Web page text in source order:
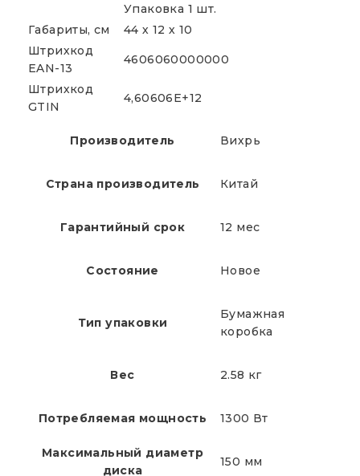
Упаковка 1 шт.
Габариты, см
44 х 12 х 10
Штрихкод
EAN-13
4606060000000
Штрихкод
GTIN
4,60606E+12
Производитель Вихрь
Страна производитель Китай
Гарантийный срок 12 мес
Состояние Новое
Тип упаковки
Бумажная
коробка
Вес 2.58 кг
Потребляемая мощность 1300 Вт
Максимальный диаметр
диска
150 мм